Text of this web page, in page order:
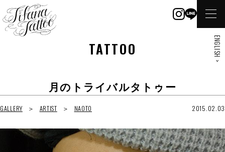
TATTOO
月のトライバルタトゥー
GALLERY ARTIST NAOTO 2015.02.03
ENGLISH >